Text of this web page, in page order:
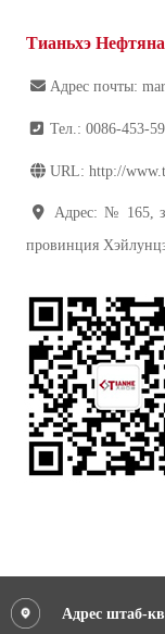
Тианьхэ
Адрес почты:
Тел.: 0086-453-
URL: http://
Адрес: № 165,
провинция
Адрес штаб-